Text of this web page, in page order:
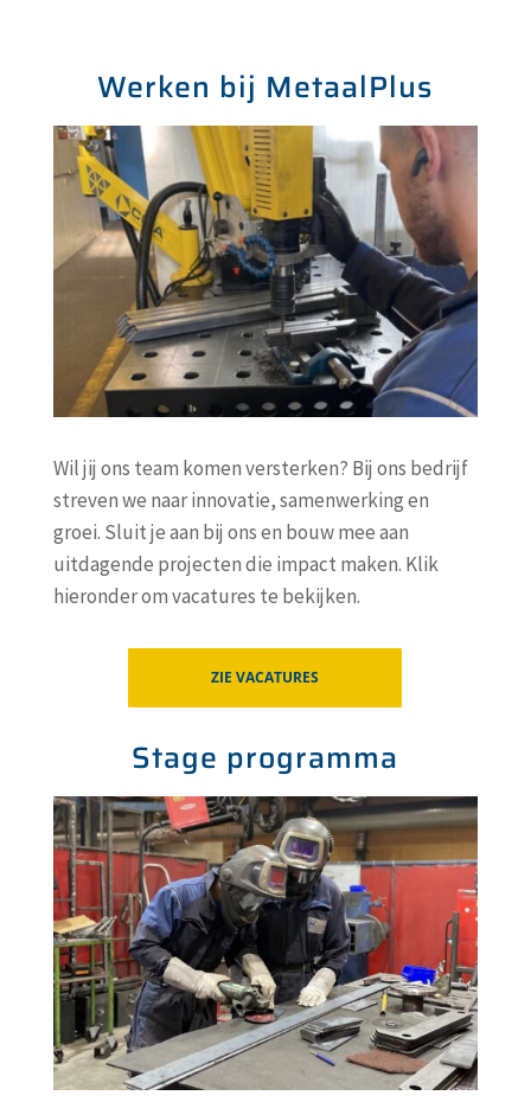
Werken bij MetaalPlus
Wil jij ons team komen versterken? Bij ons bedrijf
streven we naar innovatie, samenwerking en
groei. Sluit je aan bij ons en bouw mee aan
uitdagende projecten die impact maken. Klik
hieronder om vacatures te bekijken.
ZIE VACATURES
Stage programma